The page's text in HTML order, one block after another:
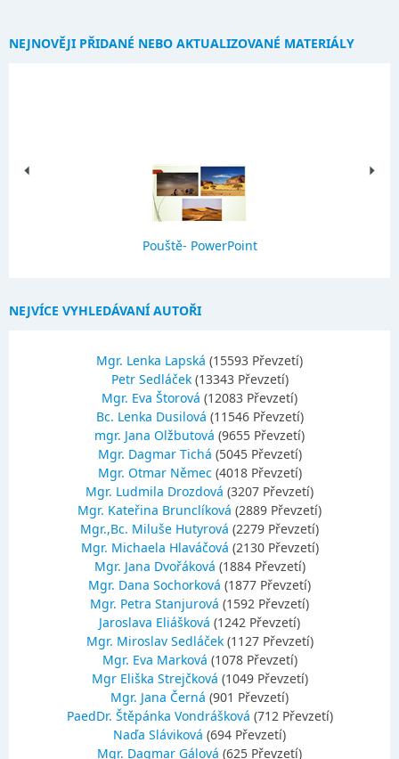
NEJNOVĚJI PŘIDANÉ NEBO AKTUALIZOVANÉ MATERIÁLY
Pouště- PowerPoint
NEJVÍCE VYHLEDÁVANÍ AUTOŘI
Mgr. Lenka Lapská (15593 Převzetí)
Petr Sedláček (13343 Převzetí)
Mgr. Eva Štorová (12083 Převzetí)
Bc. Lenka Dusilová (11546 Převzetí)
mgr. Jana Olžbutová (9655 Převzetí)
Mgr. Dagmar Tichá (5045 Převzetí)
Mgr. Otmar Němec (4018 Převzetí)
Mgr. Ludmila Drozdová (3207 Převzetí)
Mgr. Kateřina Brunclíková (2889 Převzetí)
Mgr.,Bc. Miluše Hutyrová (2279 Převzetí)
Mgr. Michaela Hlaváčová (2130 Převzetí)
Mgr. Jana Dvořáková (1884 Převzetí)
Mgr. Dana Sochorková (1877 Převzetí)
Mgr. Petra Stanjurová (1592 Převzetí)
Jaroslava Eliášková (1242 Převzetí)
Mgr. Miroslav Sedláček (1127 Převzetí)
Mgr. Eva Marková (1078 Převzetí)
Mgr Eliška Strejčková (1049 Převzetí)
Mgr. Jana Černá (901 Převzetí)
PaedDr. Štěpánka Vondrášková (712 Převzetí)
Naďa Sláviková (694 Převzetí)
Mgr. Dagmar Gálová (625 Převzetí)